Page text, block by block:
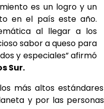
es un logro y un
en el país este año.
al llegar a los
sabor a queso para
y especiales” afirmó
Sur.
más altos
y por las